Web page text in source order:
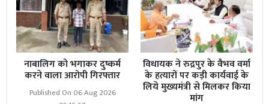
नाबालिग को भगाकर दुष्कर्म
करने वाला आरोपी गिरफ्तार
Published On 06 Aug 2026
विधायक ने रुद्रपुर के वैभव वर्मा
के हत्यारों पर कड़ी कार्यवाई के
लिये मुख्यमंत्री से मिलकर किया
मांग